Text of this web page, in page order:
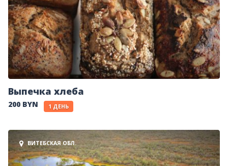
ВАЛАНЦЁРСКІ ТУРЫЗМ
Выпечка хлеба
200 BYN 1 ДЕНЬ
ВИТЕБСКАЯ ОБЛ.